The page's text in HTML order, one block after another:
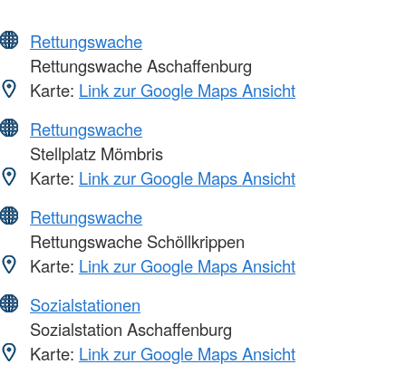
Rettungswache
Rettungswache Aschaffenburg
Karte: Link zur Google Maps Ansicht
Rettungswache
Stellplatz Mömbris
Karte: Link zur Google Maps Ansicht
Rettungswache
Rettungswache Schöllkrippen
Karte: Link zur Google Maps Ansicht
Sozialstationen
Sozialstation Aschaffenburg
Karte: Link zur Google Maps Ansicht